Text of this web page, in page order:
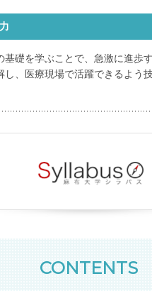
基礎を学ぶことで、急激に進歩
し、医療現場で活躍できるよう
CONTENTS